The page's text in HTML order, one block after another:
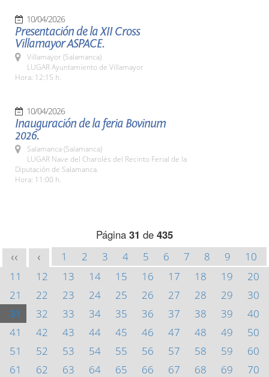
10/04/2026
Presentación de la XII Cross
Villamayor ASPACE.
Villamayor (Salamanca)
LUGAR Ayuntamiento de Villamayor
Hora: 12:15 h.
10/04/2026
Inauguración de la feria Bovinum
2026.
Salamanca (Salamanca)
LUGAR Nave del Charolés del Recinto Ferial de la
Diputación de Salamanca.
Hora: 11:00 h.
Página 31 de 435
<< < 1 2 3 4 5 6 7 8 9
10
11
12 13 14 15 16 17 18 19
20
21
22 23 24 25 26 27 28 29
30
31
32 33 34 35 36 37 38 39
40
41
42 43 44 45 46 47 48 49
50
51
52 53 54 55 56 57 58 59
60
61
62 63 64 65 66 67 68 69
70